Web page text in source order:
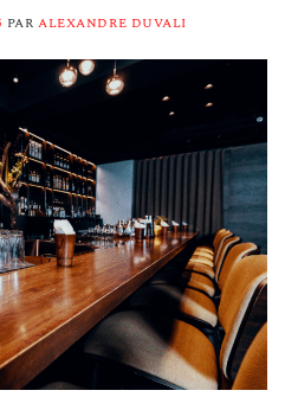
PARALEXANDRE DUVALI